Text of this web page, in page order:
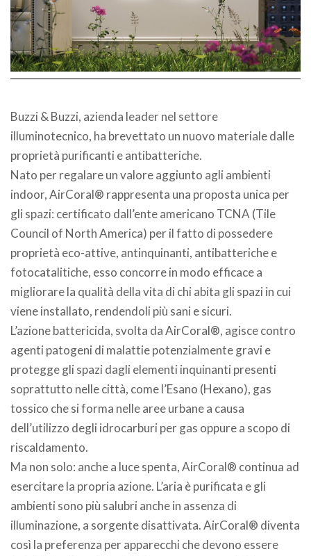
Buzzi & Buzzi, azienda leader nel settore
illuminotecnico, ha brevettato un nuovo materiale dalle
proprietà purificanti e antibatteriche.
Nato per regalare un valore aggiunto agli ambienti
indoor, AirCoral® rappresenta una proposta unica per
gli spazi: certificato dall’ente americano TCNA (Tile
Council of North America) per il fatto di possedere
proprietà eco-attive, antinquinanti, antibatteriche e
fotocatalitiche, esso concorre in modo efficace a
migliorare la qualità della vita di chi abita gli spazi in cui
viene installato, rendendoli più sani e sicuri.
L’azione battericida, svolta da AirCoral®, agisce contro
agenti patogeni di malattie potenzialmente gravi e
protegge gli spazi dagli elementi inquinanti presenti
soprattutto nelle città, come l’Esano (Hexano), gas
tossico che si forma nelle aree urbane a causa
dell’utilizzo degli idrocarburi per gas oppure a scopo di
riscaldamento.
Ma non solo: anche a luce spenta, AirCoral® continua ad
esercitare la propria azione. L’aria è purificata e gli
ambienti sono più salubri anche in assenza di
illuminazione, a sorgente disattivata. AirCoral® diventa
così la preferenza per apparecchi che devono essere